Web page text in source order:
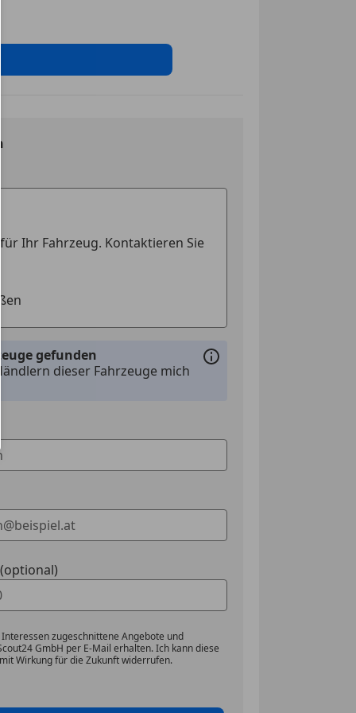
gefunden
dieser Fahrzeuge mich
zugeschnittene Angebote und
GmbH per E-Mail erhalten. Ich kann diese
Wirkung für die Zukunft widerrufen.